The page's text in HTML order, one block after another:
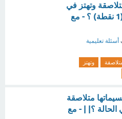
وتهتز في
مكانها. خيار واحد. (1 نقطة) ؟ - مع
أسئلة تعليمية
وتهتز
متلاصقة
الحالة ؟| | - مع